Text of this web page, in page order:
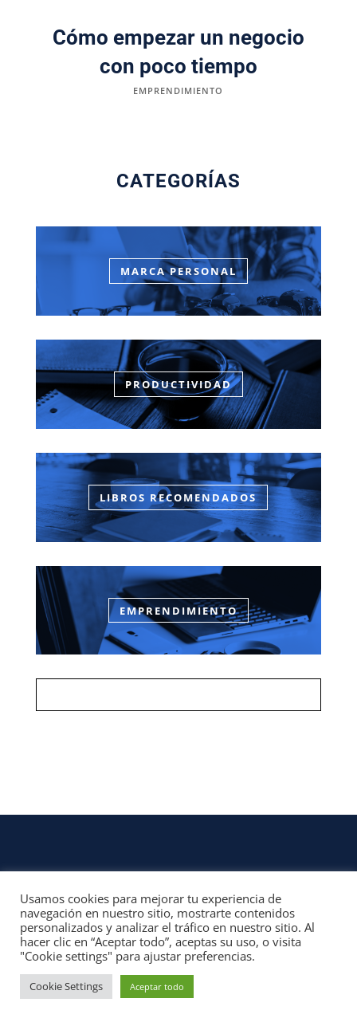
Cómo empezar un negocio
con poco tiempo
EMPRENDIMIENTO
CATEGORÍAS
MARCA PERSONAL
PRODUCTIVIDAD
LIBROS RECOMENDADOS
EMPRENDIMIENTO
CONTACTO
© 2022, Unofficial Media, LLC – Reservados todos los derechos | All rights
reserved
Aviso Legal y Términos de Uso del Sitio|Aviso Programas Afiliados,
Contenido Patrocinado y Enlaces Externos
Usamos cookies para mejorar tu experiencia de
navegación en nuestro sitio, mostrarte contenidos
personalizados y analizar el tráfico en nuestro sitio. Al
hacer clic en “Aceptar todo”, aceptas su uso, o visita
"Cookie settings" para ajustar preferencias.
Cookie Settings Aceptar todo